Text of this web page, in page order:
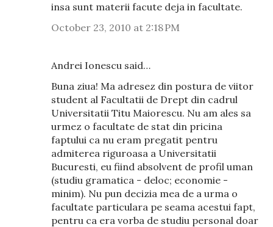
insa sunt materii facute deja in facultate.
October 23, 2010 at 2:18 PM
Andrei Ionescu said…
Buna ziua! Ma adresez din postura de viitor
student al Facultatii de Drept din cadrul
Universitatii Titu Maiorescu. Nu am ales sa
urmez o facultate de stat din pricina
faptului ca nu eram pregatit pentru
admiterea riguroasa a Universitatii
Bucuresti, eu fiind absolvent de profil uman
(studiu gramatica - deloc; economie -
minim). Nu pun decizia mea de a urma o
facultate particulara pe seama acestui fapt,
pentru ca era vorba de studiu personal doar